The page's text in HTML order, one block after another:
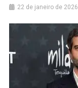
22 de janeiro de 2026